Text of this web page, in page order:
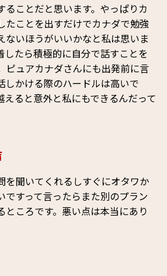
ることだと思います。やっぱりカ
たことを出すだけでカナダで勉強
ないほうがいいかなと私は思いま
したら積極的に自分で話すことを
ピュアカナダさんにも出発前に言
しかける際のハードルは高いで
えると意外と私にもできるんだって
を聞いてくれるしすぐにオタワか
ですって言ったらまた別のプラン
ところです。悪い点は本当にあり